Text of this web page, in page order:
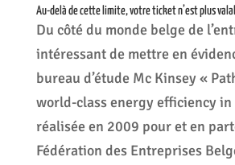
Au-delà de cette limite, votre ticket n’est plus
Du côté du monde belge de
intéressant de mettre en
bureau d’étude Mc Kinsey «
world-class energy efficiency
réalisée en 2009 pour et en
Fédération des Entreprises